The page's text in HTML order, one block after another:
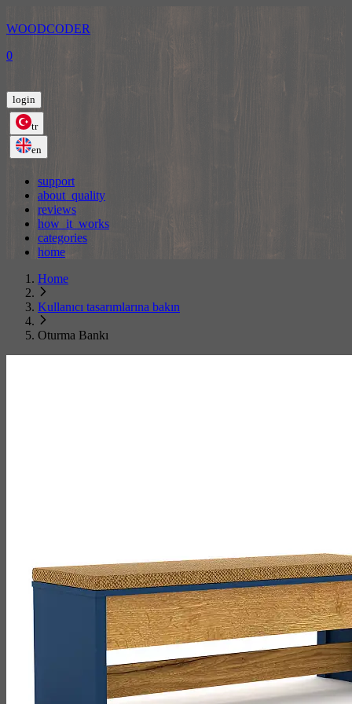
WOODCODER
0
login
tr
en
support
about_quality
reviews
how_it_works
categories
home
Home
Kullanıcı tasarımlarına bakın
Oturma Bankı